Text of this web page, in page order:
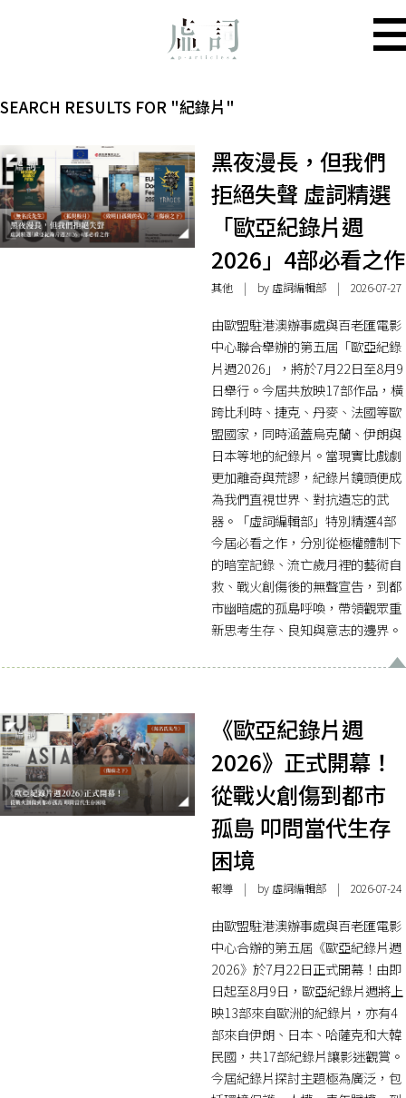
SEARCH RESULTS FOR "紀錄片"
黑夜漫長，但我們
拒絕失聲 虛詞精選
「歐亞紀錄片週
2026」4部必看之作
其他| by 虛詞編輯部 | 2026-07-27
由歐盟駐港澳辦事處與百老匯電影
中心聯合舉辦的第五屆「歐亞紀錄
片週2026」，將於7月22日至8月9
日舉行。今屆共放映17部作品，橫
跨比利時、捷克、丹麥、法國等歐
盟國家，同時涵蓋烏克蘭、伊朗與
日本等地的紀錄片。當現實比戲劇
更加離奇與荒謬，紀錄片鏡頭便成
為我們直視世界、對抗遺忘的武
器。「虛詞編輯部」特別精選4部
今屆必看之作，分別從極權體制下
的暗室記錄、流亡歲月裡的藝術自
救、戰火創傷後的無聲宣告，到都
市幽暗處的孤島呼喚，帶領觀眾重
新思考生存、良知與意志的邊界。
《歐亞紀錄片週
2026》正式開幕！
從戰火創傷到都市
孤島 叩問當代生存
困境
報導| by 虛詞編輯部 | 2026-07-24
由歐盟駐港澳辦事處與百老匯電影
中心合辦的第五屆《歐亞紀錄片週
2026》於7月22日正式開幕！由即
日起至8月9日，歐亞紀錄片週將上
映13部來自歐洲的紀錄片，亦有4
部來自伊朗、日本、哈薩克和大韓
民國，共17部紀錄片讓影迷觀賞。
今屆紀錄片探討主題極為廣泛，包